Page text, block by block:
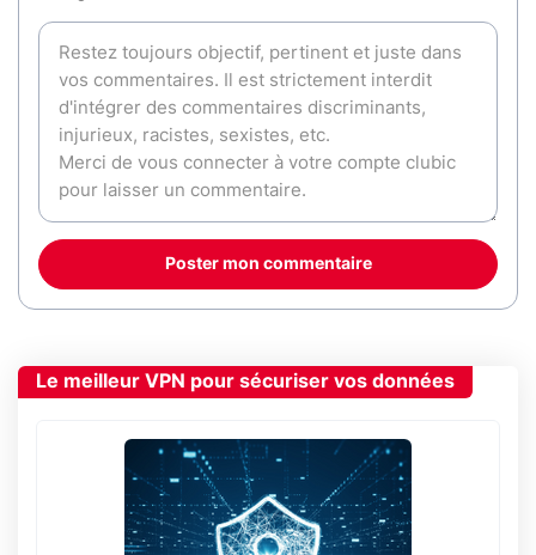
Poster mon commentaire
Le meilleur VPN pour sécuriser vos données